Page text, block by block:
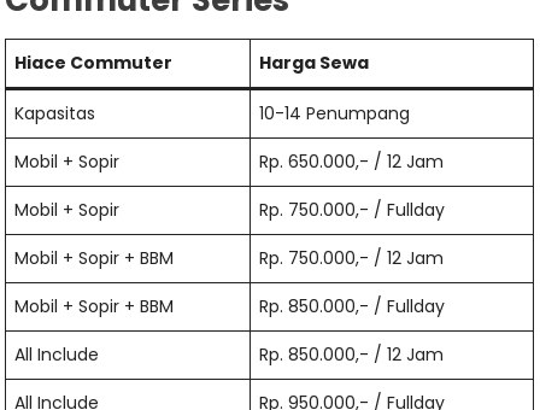
Hiace Commuter Harga Sewa
Kapasitas
10-14 Penumpang
Mobil + Sopir
Rp. 650.000,- / 12 Jam
Mobil + Sopir
Rp. 750.000,- / Fullday
Mobil + Sopir + BBM
Rp. 750.000,- / 12 Jam
Mobil + Sopir + BBM
Rp. 850.000,- / Fullday
All Include
Rp. 850.000,- / 12 Jam
All Include
Rp. 950.000,- / Fullday